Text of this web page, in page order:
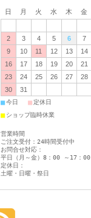
日 月 火 水 木 金
2
3 4 5 6 7
9
10 11 12 13 14
16
17 18 19 20 21
23
24 25 26 27 28
30
31
■ 今日 ■ 定休日
■ ショップ臨時休業
営業時間
ご注文受付：24時間受付中
お問合せ対応：
平日（月～金）8：00 ～17：00
定休日：
土曜・日曜・祭日